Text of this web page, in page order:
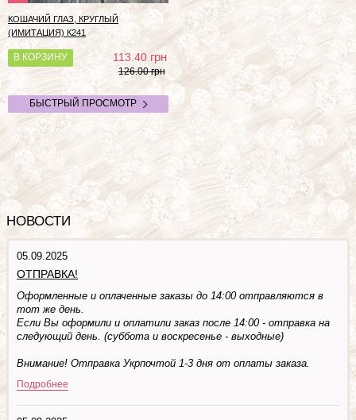
КОШАЧИЙ ГЛАЗ, КРУГЛЫЙ
(ИМИТАЦИЯ) К241
В КОРЗИНУ 113.40грн
126.00 грн
БЫСТРЫЙ ПРОСМОТР
НОВОСТИ
05.09.2025
ОТПРАВКА!
Оформленные и оплаченные заказы до 14:00 отправляются в
тот же день.
Если Вы оформили и оплатили заказ после 14:00 - отправка на
следующий день. (суббота и воскресенье - выходные)
Внимание! Отправка Укрпочтой 1-3 дня от оплаты заказа.
Подробнее